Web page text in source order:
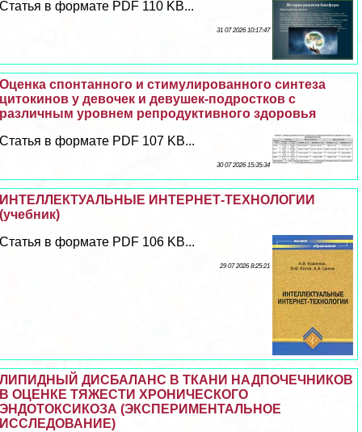
Статья в формате PDF 110 KB...
31 07 2026 10:17:47
Оценка спонтанного и стимулированного синтеза
цитокинов у девочек и дeвyшек-подростков с
различным уровнем репродуктивного здоровья
Статья в формате PDF 107 KB...
30 07 2026 15:35:34
ИНТЕЛЛЕКТУАЛЬНЫЕ ИНТЕРНЕТ-ТЕХНОЛОГИИ
(учебник)
Статья в формате PDF 106 KB...
29 07 2026 8:25:21
ЛИПИДНЫЙ ДИСБАЛАНС В ТКАНИ НАДПОЧЕЧНИКОВ
В ОЦЕНКЕ ТЯЖЕСТИ ХРОНИЧЕСКОГО
ЭНДОТОКСИКОЗА (ЭКСПЕРИМЕНТАЛЬНОЕ
ИССЛЕДОВАНИЕ)